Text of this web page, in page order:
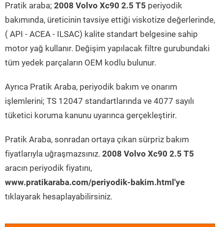
Pratik araba; 2008 Volvo Xc90 2.5 T5 periyodik
bakımında, üreticinin tavsiye ettiği viskotize değerlerinde,
( API - ACEA - ILSAC) kalite standart belgesine sahip
motor yağ kullanır. Değişim yapılacak filtre gurubundaki
tüm yedek parçaların OEM kodlu bulunur.
Ayrıca Pratik Araba, periyodik bakım ve onarım
işlemlerini; TS 12047 standartlarında ve 4077 sayılı
tüketici koruma kanunu uyarınca gerçekleştirir.
Pratik Araba, sonradan ortaya çıkan sürpriz bakım
fiyatlarıyla uğraşmazsınız. 2008 Volvo Xc90 2.5 T5
aracın periyodik fiyatını,
www.pratikaraba.com/periyodik-bakim.html'ye
tıklayarak hesaplayabilirsiniz.